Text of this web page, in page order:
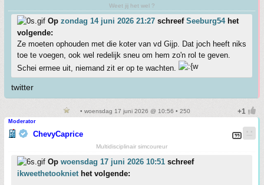
Weet jij het wel ?
Op zondag 14 juni 2026 21:27 schreef Seeburg54het
volgende:
Ze moeten ophouden met die koter van vd Gijp. Dat joch heeft niks
toe te voegen, ook wel redelijk sneu om hem zo'n rol te geven.
Schei ermee uit, niemand zit er op te wachten.
twitter
• woensdag 17 juni 2026 @ 10:56 • 250
Moderator
ChevyCaprice
Multidisciplinair simcoureur
Op woensdag 17 juni 2026 10:51 schreef
ikweethetookniethet volgende: